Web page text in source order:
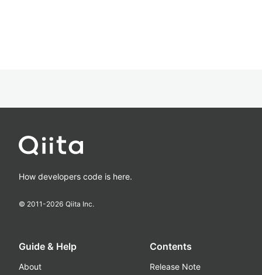
How developers code is here.
© 2011-2026 Qiita Inc.
Guide & Help
About
Contents
Release Note